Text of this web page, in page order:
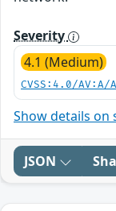
Severity
4.1 (Medium)
CVSS:4.0/
Show details on
JSON